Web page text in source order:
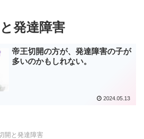
発達障害
帝王切開の方が、発達障害の子が
多いのかもしれない。
2024.05.13
開と発達障害